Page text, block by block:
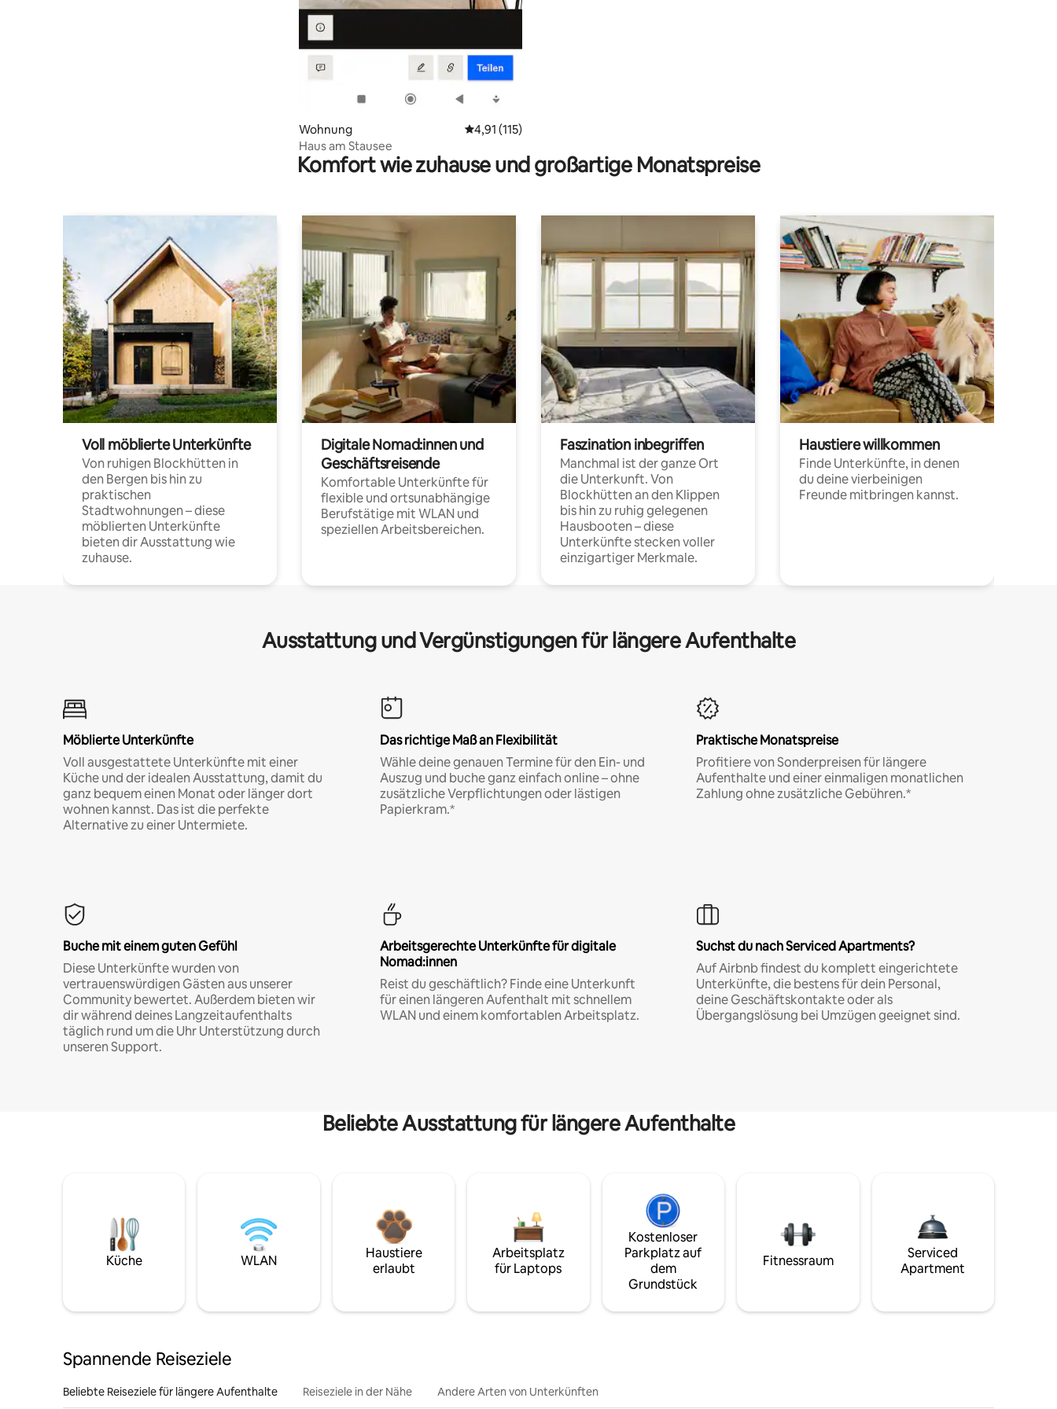
Wohnung Durchschnittliche Bewertung: 4,91 von 5, 115 Bewertungen
4,91 (115)
Haus am Stausee
Komfort wie zuhause und großartige Monatspreise
Voll möblierte Unterkünfte
Von ruhigen Blockhütten in
den Bergen bis hin zu
praktischen
Stadtwohnungen – diese
möblierten Unterkünfte
bieten dir Ausstattung wie
zuhause.
Digitale Nomad:innen und
Geschäftsreisende
Komfortable Unterkünfte für
flexible und ortsunabhängige
Berufstätige mit WLAN und
speziellen Arbeitsbereichen.
Faszination inbegriffen
Manchmal ist der ganze Ort
die Unterkunft. Von
Blockhütten an den Klippen
bis hin zu ruhig gelegenen
Hausbooten – diese
Unterkünfte stecken voller
einzigartiger Merkmale.
Haustiere willkommen
Finde Unterkünfte, in denen
du deine vierbeinigen
Freunde mitbringen kannst.
Ausstattung und Vergünstigungen für längere Aufenthalte
Möblierte Unterkünfte
Voll ausgestattete Unterkünfte mit einer
Küche und der idealen Ausstattung, damit du
ganz bequem einen Monat oder länger dort
wohnen kannst. Das ist die perfekte
Alternative zu einer Untermiete.
Das richtige Maß an Flexibilität
Wähle deine genauen Termine für den Ein- und
Auszug und buche ganz einfach online – ohne
zusätzliche Verpflichtungen oder lästigen
Papierkram.*
Praktische Monatspreise
Profitiere von Sonderpreisen für längere
Aufenthalte und einer einmaligen monatlichen
Zahlung ohne zusätzliche Gebühren.*
Buche mit einem guten Gefühl
Diese Unterkünfte wurden von
vertrauenswürdigen Gästen aus unserer
Community bewertet. Außerdem bieten wir
dir während deines Langzeitaufenthalts
täglich rund um die Uhr Unterstützung durch
unseren Support.
Arbeitsgerechte Unterkünfte für digitale
Nomad:innen
Reist du geschäftlich? Finde eine Unterkunft
für einen längeren Aufenthalt mit schnellem
WLAN und einem komfortablen Arbeitsplatz.
Suchst du nach Serviced Apartments?
Auf Airbnb findest du komplett eingerichtete
Unterkünfte, die bestens für dein Personal,
deine Geschäftskontakte oder als
Übergangslösung bei Umzügen geeignet sind.
Beliebte Ausstattung für längere Aufenthalte
Küche WLAN
Haustiere
erlaubt
Arbeitsplatz
für Laptops
Kostenloser
Parkplatz auf
dem
Grundstück
Fitnessraum
Serviced
Apartment
Spannende Reiseziele
Beliebte Reiseziele für längere Aufenthalte Reiseziele in der Nähe Andere Arten von Unterkünften